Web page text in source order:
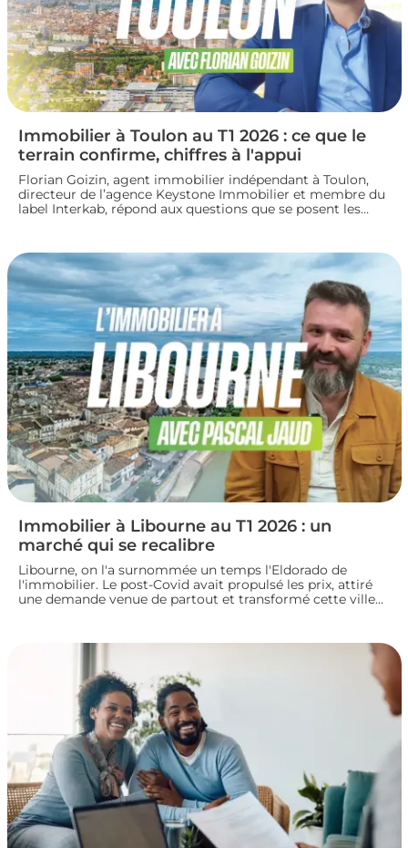
Immobilier à Toulon au T1 2026 : ce que le
terrain confirme, chiffres à l'appui
Florian Goizin, agent immobilier indépendant à Toulon,
directeur de l’agence Keystone Immobilier et membre du
label Interkab, répond aux questions que se posent les
révèle chaque jour.
Immobilier à Libourne au T1 2026 : un
marché qui se recalibre
Libourne, on l'a surnommée un temps l'Eldorado de
l'immobilier. Le post-Covid avait propulsé les prix, attiré
une demande venue de partout et transformé cette ville